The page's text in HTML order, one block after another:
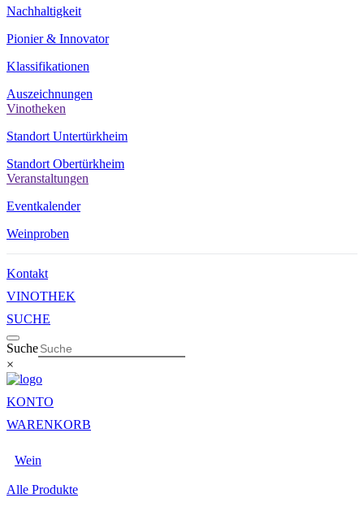
Nachhaltigkeit
Pionier & Innovator
Klassifikationen
Auszeichnungen
Vinotheken
Standort Untertürkheim
Standort Obertürkheim
Veranstaltungen
Eventkalender
Weinproben
Kontakt
VINOTHEK
SUCHE
Suche
×
KONTO
WARENKORB
Wein
Alle Produkte